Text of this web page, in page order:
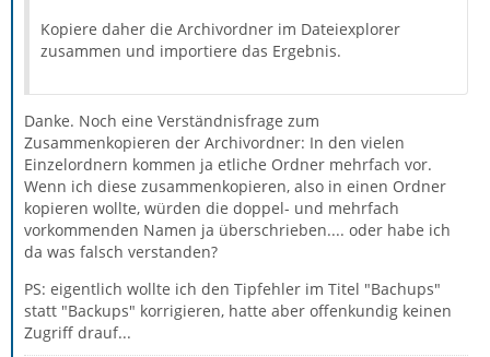
Kopiere daher die Archivordner im Dateiexplorer
zusammen und importiere das Ergebnis.
Danke. Noch eine Verständnisfrage zum
Zusammenkopieren der Archivordner: In den vielen
Einzelordnern kommen ja etliche Ordner mehrfach vor.
Wenn ich diese zusammenkopieren, also in einen Ordner
kopieren wollte, würden die doppel- und mehrfach
vorkommenden Namen ja überschrieben.... oder habe ich
da was falsch verstanden?
PS: eigentlich wollte ich den Tipfehler im Titel "Bachups"
statt "Backups" korrigieren, hatte aber offenkundig keinen
Zugriff drauf...